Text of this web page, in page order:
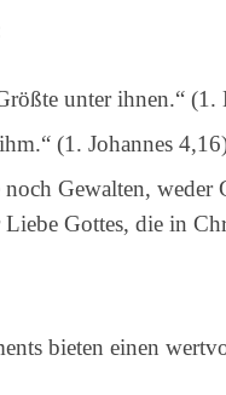
unter ihnen.“
(1. Johannes
Gewalten,
Gottes, die in
bieten einen